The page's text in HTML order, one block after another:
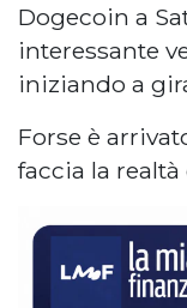
Dogecoin a
interessante
iniziando a
Forse è
faccia la realtà